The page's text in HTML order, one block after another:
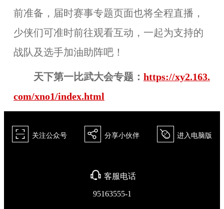
前准备，届时赛事专题页面也将全程直播，
少侠们可准时前往观看互动，一起为支持的
战队及选手加油助阵吧！
天下第一比武大会专题： https://xy2.163.
com/xno1/index.html
򰀁 关注公众号 򰀂 分享小伙伴 򰀄 进入电脑版
򰀃 客服电话
95163555-1